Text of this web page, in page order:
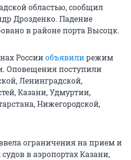
областью, сообщил
Дрозденко. Падение
в районе порта Высоцк.
Россииобъявилирежим
Оповещения поступили
Ленинградской,
Казани, Удмуртии,
Нижегородской,
ограничения на прием и
в аэропортах Казани,